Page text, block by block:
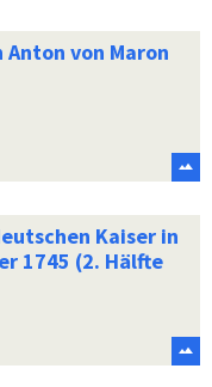
von Maron
Kaiser in
1745 (2. Hälfte